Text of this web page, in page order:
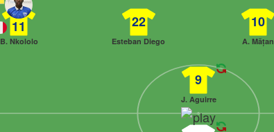
10
A. Mățan
22
Esteban Diego
11
B. Nkololo
9
J. Aguirre